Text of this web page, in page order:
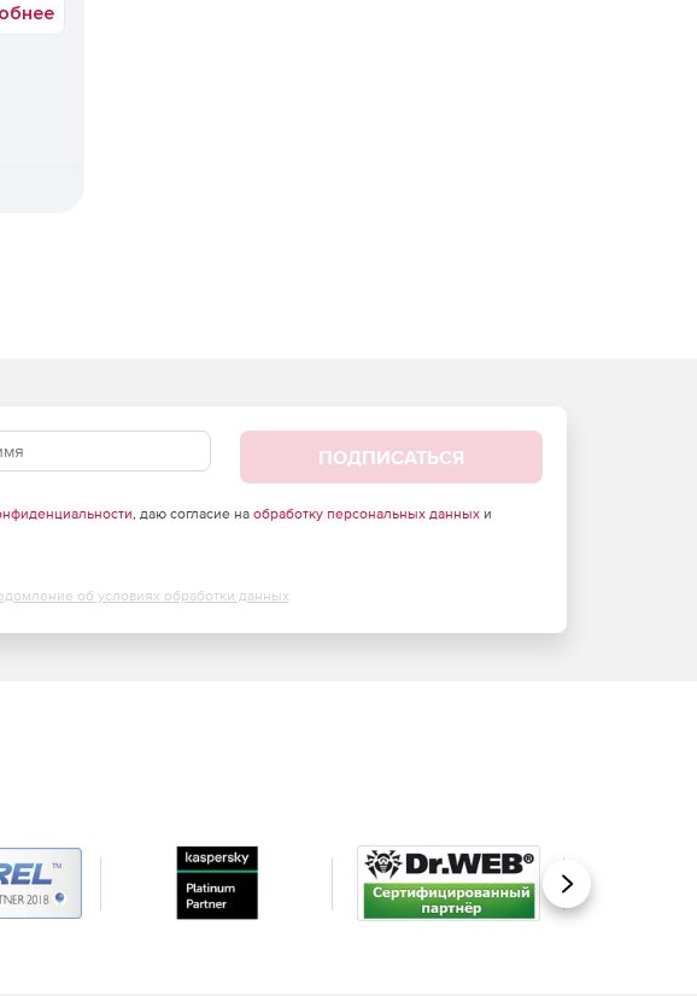
ПОДПИСАТЬСЯ
, даю согласие на обработку персональных данныхи
об условиях обработки данных
Вперед